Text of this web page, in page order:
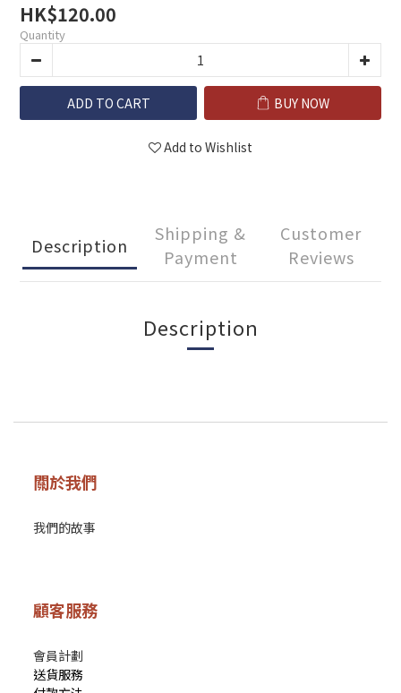
HK$120.00
Quantity
ADD TO CART BUY NOW
Add to Wishlist
Description
Shipping &
Payment
Customer
Reviews
Description
關於我們
我們的故事
顧客服務
會員計劃
送貨服務